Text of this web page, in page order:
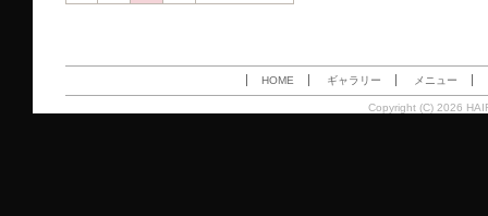
HOME ギャラリー メニュー
Copyright (C) 2026